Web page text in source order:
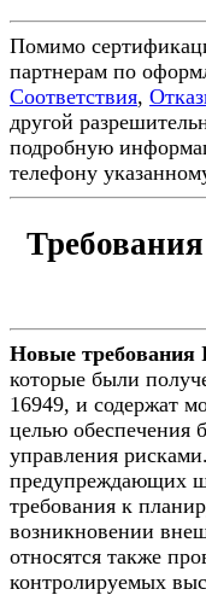
Помимо
партнерам по
Соответствия,
другой
подробную
телефону
Новые требования
которые были
16949, и содержат
целью обеспечения
управления
предупреждающих
требования к
возникновении
относятся также
контролируемых